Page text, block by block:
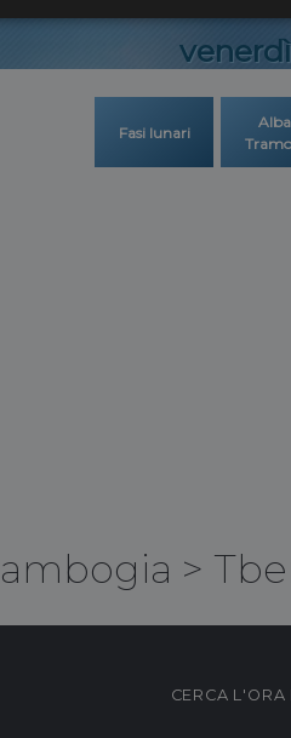
Fasi lunari
>
CERCA L'ORA